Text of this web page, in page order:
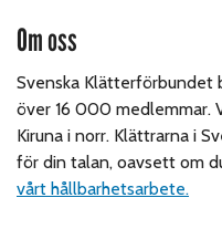
Om oss
Svenska
över 16 000 medlemmar.
Kiruna i norr. Klättrarna i
för din talan, oavsett om
vårt hållbarhetsarbete.